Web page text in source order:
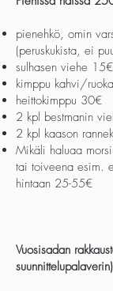
pienehkö, omin
(peruskukista, ei
sulhasen viehe 15€
kimppu kahvi/
heittokimppu 30€
2 kpl bestmanin
2 kpl kaason
Mikäli haluaa
tai toiveena esim.
hintaan 25-55€
Vuosisadan
suunnittelupalaverin)